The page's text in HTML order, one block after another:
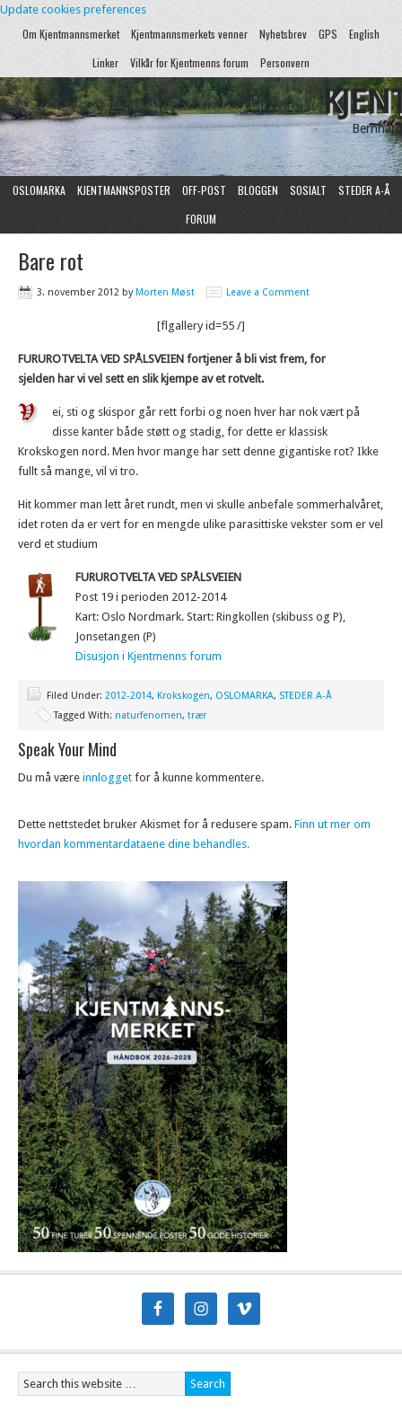
Update cookies preferences
Om Kjentmannsmerket Kjentmannsmerkets venner Nyhetsbrev GPS
English
Linker
Vilkår for Kjentmenns forum Personvern
OSLOMARKA KJENTMANNSPOSTER OFF-POST BLOGGEN SOSIALT
STEDER A-Å
FORUM
Bare rot
3. november 2012 byMorten Møst Leave a Comment
[flgallery id=55 /]
FURUROTVELTA VED SPÅLSVEIEN fortjener å bli vist frem, for
sjelden har vi vel sett en slik kjempe av et rotvelt.
ei, sti og skispor går rett forbi og noen hver har nok vært på
disse kanter både støtt og stadig, for dette er klassisk
Krokskogen nord. Men hvor mange har sett denne gigantiske rot? Ikke
fullt så mange, vil vi tro.
Hit kommer man lett året rundt, men vi skulle anbefale sommerhalvåret,
idet roten da er vert for en mengde ulike parasittiske vekster som er vel
verd et studium
FURUROTVELTA VED SPÅLSVEIEN
Post 19 i perioden 2012-2014
Kart: Oslo Nordmark. Start: Ringkollen (skibuss og P),
Jonsetangen (P)
Disusjon i Kjentmenns forum
Filed Under: 2012-2014, Krokskogen, OSLOMARKA, STEDER A-Å
Tagged With: naturfenomen, trær
Speak Your Mind
Du må være innlogget for å kunne kommentere.
Dette nettstedet bruker Akismet for å redusere spam. Finn ut mer om
hvordan kommentardataene dine behandles.